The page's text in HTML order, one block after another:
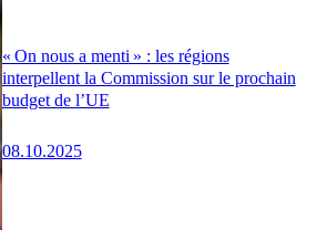
« On nous a menti » : les régions
interpellent la Commission sur le prochain
budget de l’UE
08.10.2025